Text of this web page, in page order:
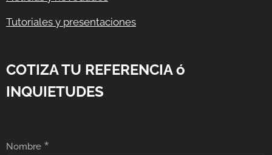
Tutoriales y presentaciones
COTIZA TU REFERENCIA ó
INQUIETUDES
Nombre